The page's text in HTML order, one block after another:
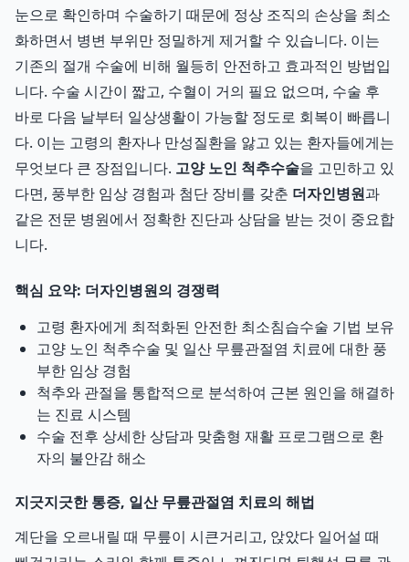
눈으로 확인하며 수술하기 때문에 정상 조직의 손상을 최소
화하면서 병변 부위만 정밀하게 제거할 수 있습니다. 이는
기존의 절개 수술에 비해 월등히 안전하고 효과적인 방법입
니다. 수술 시간이 짧고, 수혈이 거의 필요 없으며, 수술 후
바로 다음 날부터 일상생활이 가능할 정도로 회복이 빠릅니
다. 이는 고령의 환자나 만성질환을 앓고 있는 환자들에게는
무엇보다 큰 장점입니다. 고양 노인 척추수술을 고민하고 있
다면, 풍부한 임상 경험과 첨단 장비를 갖춘 더자인병원과
같은 전문 병원에서 정확한 진단과 상담을 받는 것이 중요합
니다.
핵심 요약: 더자인병원의 경쟁력
고령 환자에게 최적화된 안전한 최소침습수술 기법 보유
고양 노인 척추수술 및 일산 무릎관절염 치료에 대한 풍
부한 임상 경험
척추와 관절을 통합적으로 분석하여 근본 원인을 해결하
는 진료 시스템
수술 전후 상세한 상담과 맞춤형 재활 프로그램으로 환
자의 불안감 해소
지긋지긋한 통증, 일산 무릎관절염 치료의 해법
계단을 오르내릴 때 무릎이 시큰거리고, 앉았다 일어설 때